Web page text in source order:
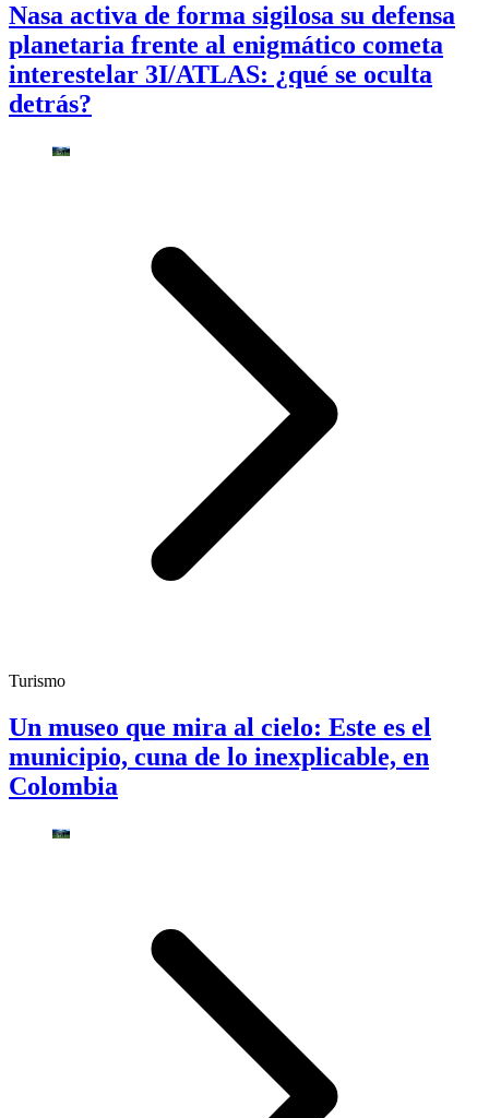
Nasa activa de forma sigilosa su defensa
planetaria frente al enigmático cometa
interestelar 3I/ATLAS: ¿qué se oculta
detrás?
Turismo
Un museo que mira al cielo: Este es el
municipio, cuna de lo inexplicable, en
Colombia